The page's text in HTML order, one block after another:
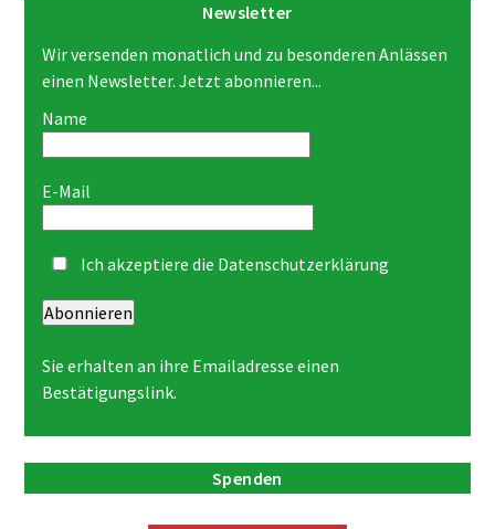
Newsletter
Wir versenden monatlich und zu besonderen Anlässen
einen Newsletter. Jetzt abonnieren...
Name
E-Mail
Ich akzeptiere die Datenschutzerklärung
Abonnieren
Sie erhalten an ihre Emailadresse einen
Bestätigungslink.
Spenden